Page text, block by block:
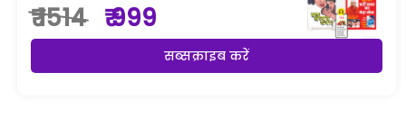
₹ 1514 ₹ 999
सब्सक्राइब करें